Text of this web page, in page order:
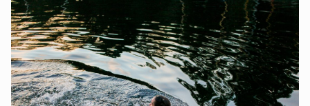
Kategorier:Aktiviteter Bada i Stockholm